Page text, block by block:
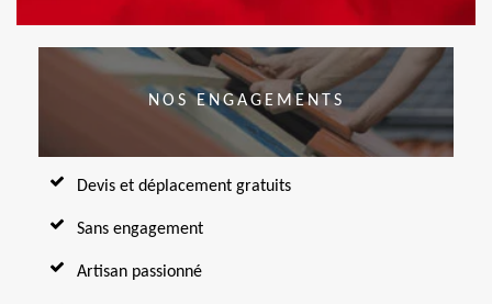
NOS ENGAGEMENTS
Devis et déplacement gratuits
Sans engagement
Artisan passionné